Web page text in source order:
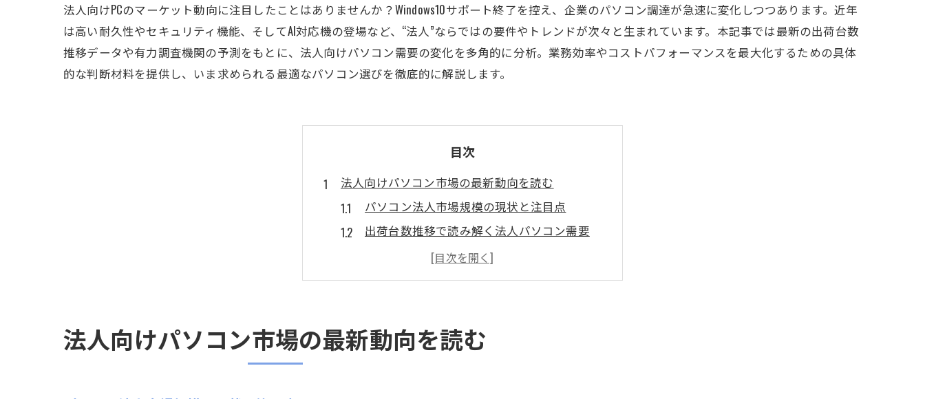
法人向けPCのマーケット動向に注目したことはありませんか？Windows10サポート終了を控え、企業のパソコン調達が急速に変化しつつあります。近年
は高い耐久性やセキュリティ機能、そしてAI対応機の登場など、“法人”ならではの要件やトレンドが次々と生まれています。本記事では最新の出荷台数
推移データや有力調査機関の予測をもとに、法人向けパソコン需要の変化を多角的に分析。業務効率やコストパフォーマンスを最大化するための具体
的な判断材料を提供し、いま求められる最適なパソコン選びを徹底的に解説します。
目次
法人向けパソコン市場の最新動向を読む
パソコン法人市場規模の現状と注目点
出荷台数推移で読み解く法人パソコン需要
世界と日本のパソコン市場動向の違い
ノートパソコンシェア日本に見る法人傾向
パソコン需要の変化と法人が取るべき対策
法人パソコン需要変動と適切な対応策
法人向けパソコン市場の最新動向を読む